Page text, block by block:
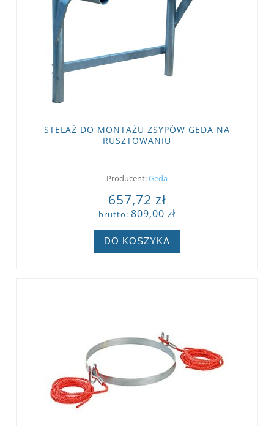
STELAŻ DO MONTAŻU ZSYPÓW GEDA NA
RUSZTOWANIU
Producent:Geda
657,72 zł
brutto: 809,00 zł
DO KOSZYKA